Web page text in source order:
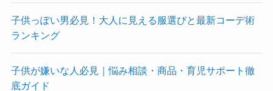
子供っぽい男必見！大人に見える服選びと最新コーデ術
ランキング
子供が嫌いな人必見｜悩み相談・商品・育児サポート徹
底ガイド